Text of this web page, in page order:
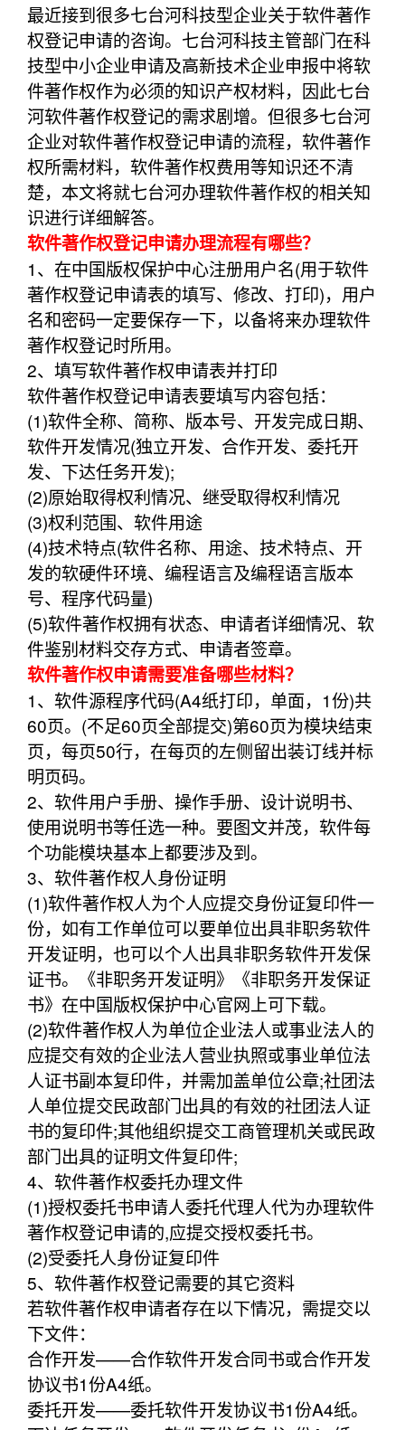
最近接到很多七台河科技型企业关于软件著作
权登记申请的咨询。七台河科技主管部门在科
技型中小企业申请及高新技术企业申报中将软
件著作权作为必须的知识产权材料，因此七台
河软件著作权登记的需求剧增。但很多七台河
企业对软件著作权登记申请的流程，软件著作
权所需材料，软件著作权费用等知识还不清
楚，本文将就七台河办理软件著作权的相关知
识进行详细解答。
软件著作权登记申请办理流程有哪些？
1、在中国版权保护中心注册用户名(用于软件
著作权登记申请表的填写、修改、打印)，用户
名和密码一定要保存一下，以备将来办理软件
著作权登记时所用。
2、填写软件著作权申请表并打印
软件著作权登记申请表要填写内容包括：
(1)软件全称、简称、版本号、开发完成日期、
软件开发情况(独立开发、合作开发、委托开
发、下达任务开发);
(2)原始取得权利情况、继受取得权利情况
(3)权利范围、软件用途
(4)技术特点(软件名称、用途、技术特点、开
发的软硬件环境、编程语言及编程语言版本
号、程序代码量)
(5)软件著作权拥有状态、申请者详细情况、软
件鉴别材料交存方式、申请者签章。
软件著作权申请需要准备哪些材料？
1、软件源程序代码(A4纸打印，单面，1份)共
60页。(不足60页全部提交)第60页为模块结束
页，每页50行，在每页的左侧留出装订线并标
明页码。
2、软件用户手册、操作手册、设计说明书、
使用说明书等任选一种。要图文并茂，软件每
个功能模块基本上都要涉及到。
3、软件著作权人身份证明
(1)软件著作权人为个人应提交身份证复印件一
份，如有工作单位可以要单位出具非职务软件
开发证明，也可以个人出具非职务软件开发保
证书。《非职务开发证明》《非职务开发保证
书》在中国版权保护中心官网上可下载。
(2)软件著作权人为单位企业法人或事业法人的
应提交有效的企业法人营业执照或事业单位法
人证书副本复印件，并需加盖单位公章;社团法
人单位提交民政部门出具的有效的社团法人证
书的复印件;其他组织提交工商管理机关或民政
部门出具的证明文件复印件;
4、软件著作权委托办理文件
(1)授权委托书申请人委托代理人代为办理软件
著作权登记申请的,应提交授权委托书。
(2)受委托人身份证复印件
5、软件著作权登记需要的其它资料
若软件著作权申请者存在以下情况，需提交以
下文件：
合作开发——合作软件开发合同书或合作开发
协议书1份A4纸。
委托开发——委托软件开发协议书1份A4纸。